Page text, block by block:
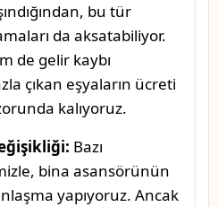
bu tür
da aksatabiliyor.
de gelir kaybı
çıkan eşyaların ücreti
kalıyoruz.
Bazı
bina asansörünün
yapıyoruz. Ancak